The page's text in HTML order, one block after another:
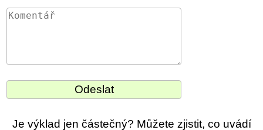
Je výklad jen částečný? Můžete zjistit, co uvádí